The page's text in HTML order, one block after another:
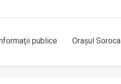
publice Orașul Soroca